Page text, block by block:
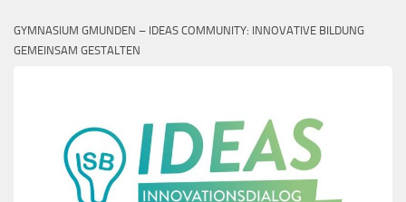
GYMNASIUM GMUNDEN – IDEAS COMMUNITY: INNOVATIVE BILDUNG
GEMEINSAM GESTALTEN